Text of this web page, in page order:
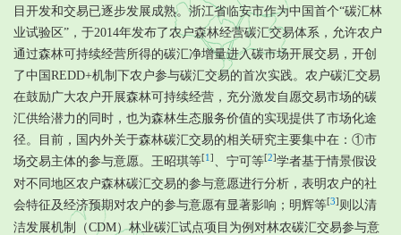
目开发和交易已逐步发展成熟。浙江省临安市作为中国首个“碳汇林
业试验区”，于2014年发布了农户森林经营碳汇交易体系，允许农户
通过森林可持续经营所得的碳汇净增量进入碳市场开展交易，开创
了中国REDD+机制下农户参与碳汇交易的首次实践。农户碳汇交易
在鼓励广大农户开展森林可持续经营，充分激发自愿交易市场的碳
汇供给潜力的同时，也为森林生态服务价值的实现提供了市场化途
径。目前，国内外关于森林碳汇交易的相关研究主要集中在：①市
场交易主体的参与意愿。王昭琪等[1 ] 、宁可等[2]学者基于情景假设
对不同地区农户森林碳汇交易的参与意愿进行分析，表明农户的社
会特征及经济预期对农户的参与意愿有显著影响；明辉等[3] 则以清
洁发展机制（CDM）林业碳汇试点项目为例对林农碳汇交易参与意